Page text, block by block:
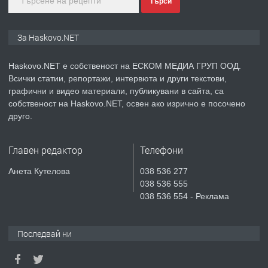
преди 3 дни
ПРЕДЛАГА
Продавам парцел в гр. Хасково кв.
СГЛОБЯВАНЕ НА МЕБЕЛИ.
За Haskovo.NET
Haskovo.NET е собственост на ЕСКОМ МЕДИА ГРУП ООД.
Всички статии, репортажи, интервюта и други текстови,
графични и видео материали, публикувани в сайта, са
собственост на Haskovo.NET, освен ако изрично е посочено
друго.
Главен редактор
Анета Кутелова
Телефони
038 536 277
038 536 555
038 536 554 - Реклама
Последвай ни